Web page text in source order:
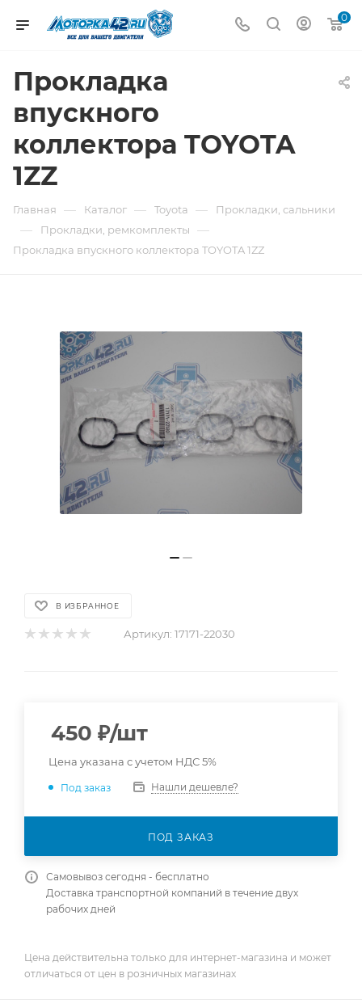
0
Прокладка
впускного
коллектора TOYOTA
1ZZ
Главная — Каталог — Toyota — Прокладки, сальники
— Прокладки, ремкомплекты —
Прокладка впускного коллектора TOYOTA 1ZZ
В ИЗБРАННОЕ
Артикул: 17171-22030
450 ₽/шт
Цена указана с учетом НДС 5%
Под заказ Нашли дешевле?
ПОД ЗАКАЗ
Самовывоз сегодня - бесплатно
Доставка транспортной компаний в течение двух
рабочих дней
Цена действительна только для интернет-магазина и может
отличаться от цен в розничных магазинах